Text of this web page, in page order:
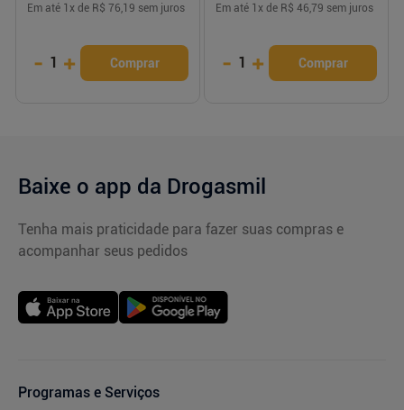
Em até 1 x de R$ 76,19 sem juros
- 1 + Comprar
Em até 1 x de R$ 46,79 sem juros
- 1 + Comprar
Baixe o app da Drogasmil
Tenha mais praticidade para fazer suas compras e
acompanhar seus pedidos
Programas e Serviços